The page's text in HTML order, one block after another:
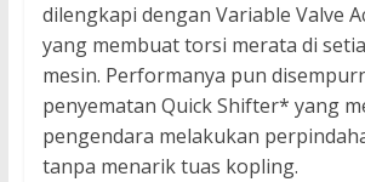
dilengkapi dengan Variable Valve
yang membuat torsi merata di
mesin. Performanya pun
penyematan Quick Shifter* yang
pengendara melakukan
tanpa menarik tuas kopling.